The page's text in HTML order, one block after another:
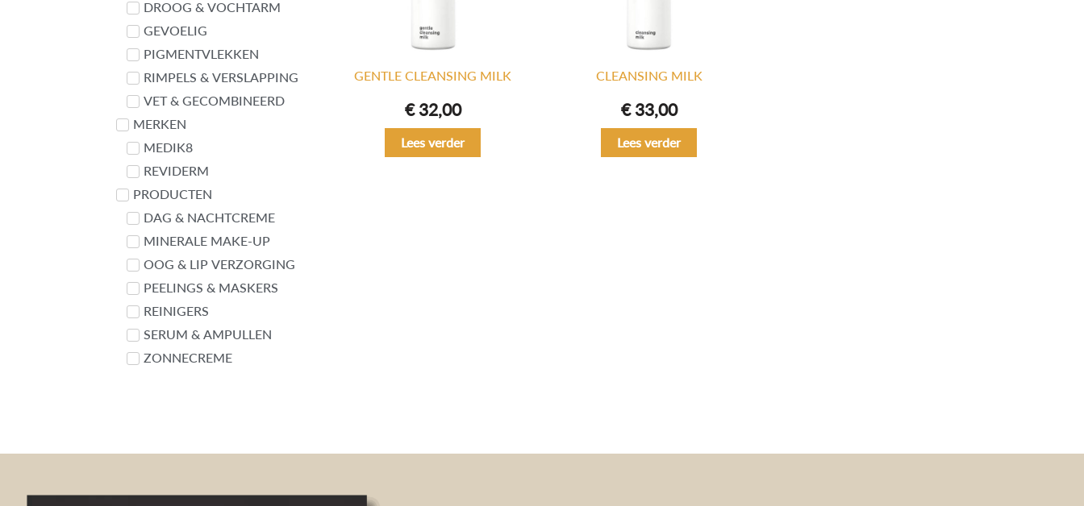
DROOG & VOCHTARM
GEVOELIG
PIGMENTVLEKKEN
RIMPELS & VERSLAPPING
VET & GECOMBINEERD
MERKEN
MEDIK8
REVIDERM
PRODUCTEN
DAG & NACHTCREME
MINERALE MAKE-UP
OOG & LIP VERZORGING
PEELINGS & MASKERS
REINIGERS
SERUM & AMPULLEN
ZONNECREME
GENTLE CLEANSING MILK
€32,00
Lees verder
CLEANSING MILK
€33,00
Lees verder